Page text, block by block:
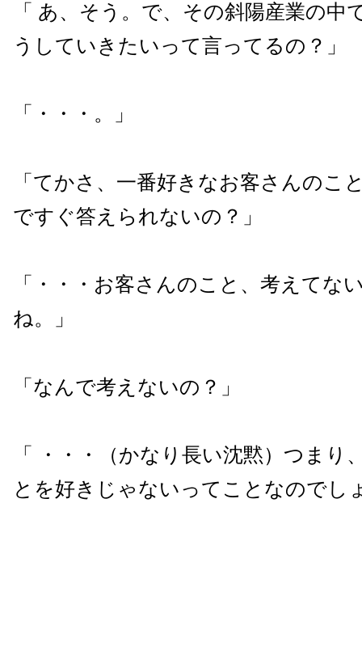
「 あ、そう。で、その斜陽産業の中
うしていきたいって言ってるの？」
「・・・。」
「てかさ、一番好きなお客さんのこ
ですぐ答えられないの？」
「・・・お客さんのこと、考えてな
ね。」
「なんで考えないの？」
「 ・・・（かなり長い沈黙）つまり
とを好きじゃないってことなのでし